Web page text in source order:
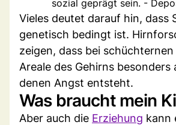
sozial geprägt sein. -
Vieles deutet darauf hin, dass
genetisch bedingt ist.
zeigen, dass bei
Areale des Gehirns besonders
denen Angst entsteht.
Was braucht mein
Aber auch die Erziehung kann